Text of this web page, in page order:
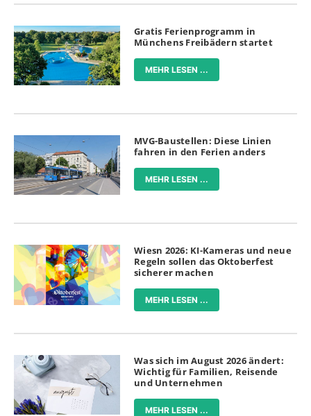
Gratis Ferienprogramm in
Münchens Freibädern startet
MEHR LESEN ...
MVG-Baustellen: Diese Linien
fahren in den Ferien anders
MEHR LESEN ...
Wiesn 2026: KI-Kameras und neue
Regeln sollen das Oktoberfest
sicherer machen
MEHR LESEN ...
Was sich im August 2026 ändert:
Wichtig für Familien, Reisende
und Unternehmen
MEHR LESEN ...